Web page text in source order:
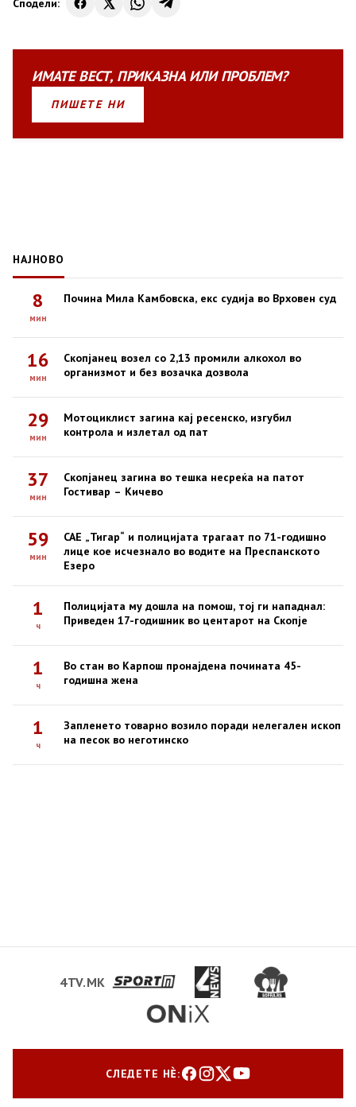
ИМАТЕВЕСТ, ПРИКАЗНАИЛИПРОБЛЕМ?
ПИШЕТЕ НИ
НАЈНОВО
8
мин
Почина Мила Камбовска, екс судија во Врховен суд
16
мин
Скопјанец возел со 2,13 промили алкохол во
организмот и без возачка дозвола
29
мин
Мотоциклист загина кај ресенско, изгубил
контрола и излетал од пат
37
мин
Скопјанец загина во тешка несреќа на патот
Гостивар – Кичево
59
мин
САЕ „Тигар“ и полицијата трагаат по 71-годишно
лице кое исчезнало во водите на Преспанското
Езеро
1
ч
Полицијата му дошла на помош, тој ги нападнал:
Приведен 17-годишник во центарот на Скопје
1
ч
Во стан во Карпош пронајдена почината 45-
годишна жена
1
ч
Запленето товарно возило поради нелегален ископ
на песок во неготинско
4TV.MK
СЛЕДЕТЕ НЀ: